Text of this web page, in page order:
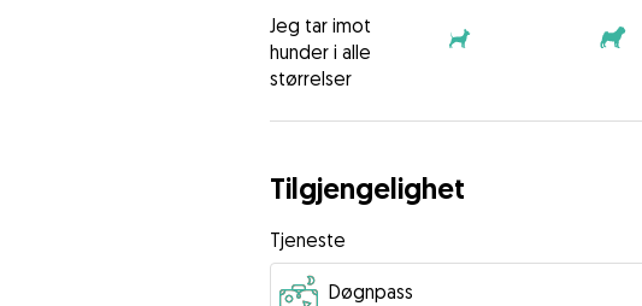
Jeg tar imot
hunder i alle
størrelser
Tilgjengelighet
Tjeneste